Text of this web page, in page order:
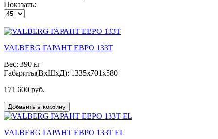
Показать:
VALBERG ГАРАНТ ЕВРО 133Т
Вес: 390 кг
Габариты(ВxШxД): 1335x701x580
171 600 руб.
Добавить в корзину
VALBERG ГАРАНТ ЕВРО 133Т EL